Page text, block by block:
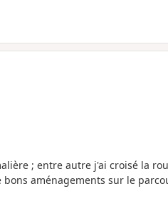
; entre autre j'ai croisé la
aménagements sur le